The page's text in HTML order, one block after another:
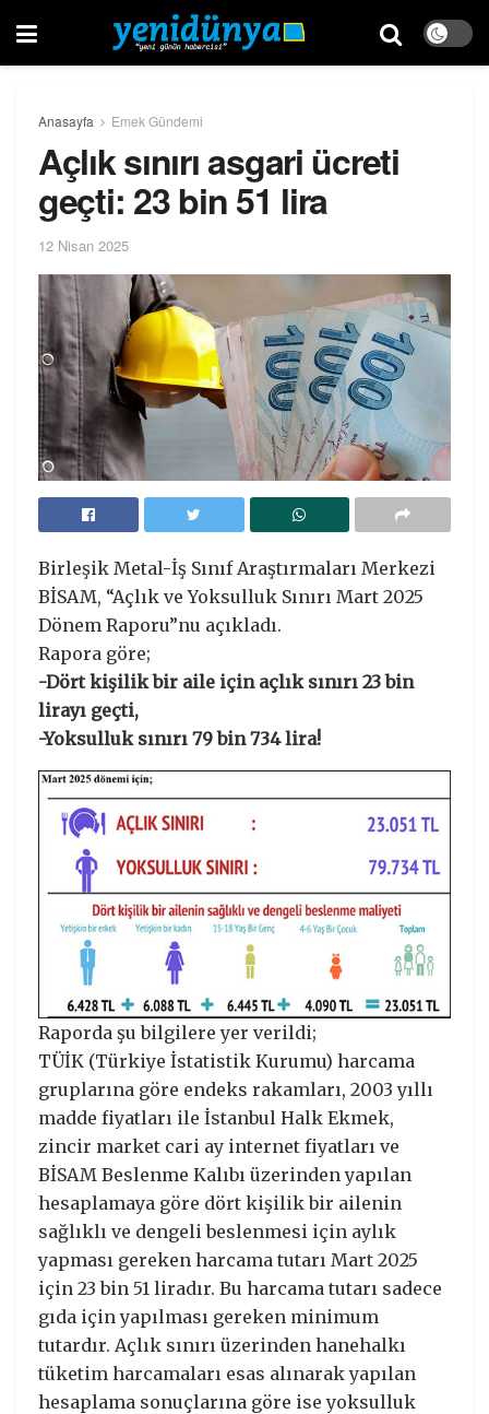
Anasayfa Emek Gündemi
Açlık sınırı asgari ücreti
geçti: 23 bin 51 lira
12 Nisan 2025
Birleşik Metal-İş Sınıf Araştırmaları Merkezi
BİSAM, “Açlık ve Yoksulluk Sınırı Mart 2025
Dönem Raporu”nu açıkladı.
Rapora göre;
-Dört kişilik bir aile için açlık sınırı 23 bin
lirayı geçti,
-Yoksulluk sınırı 79 bin 734 lira!
Raporda şu bilgilere yer verildi;
TÜİK (Türkiye İstatistik Kurumu) harcama
gruplarına göre endeks rakamları, 2003 yıllı
madde fiyatları ile İstanbul Halk Ekmek,
zincir market cari ay internet fiyatları ve
BİSAM Beslenme Kalıbı üzerinden yapılan
hesaplamaya göre dört kişilik bir ailenin
sağlıklı ve dengeli beslenmesi için aylık
yapması gereken harcama tutarı Mart 2025
için 23 bin 51 liradır. Bu harcama tutarı sadece
gıda için yapılması gereken minimum
tutardır. Açlık sınırı üzerinden hanehalkı
tüketim harcamaları esas alınarak yapılan
hesaplama sonuçlarına göre ise yoksulluk